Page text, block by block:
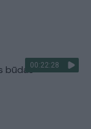
00:22:28
būdas